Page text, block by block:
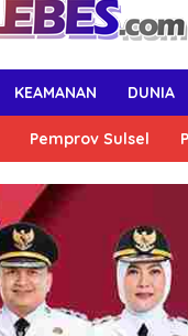
KEAMANAN DUNIA
Pemprov Sulsel